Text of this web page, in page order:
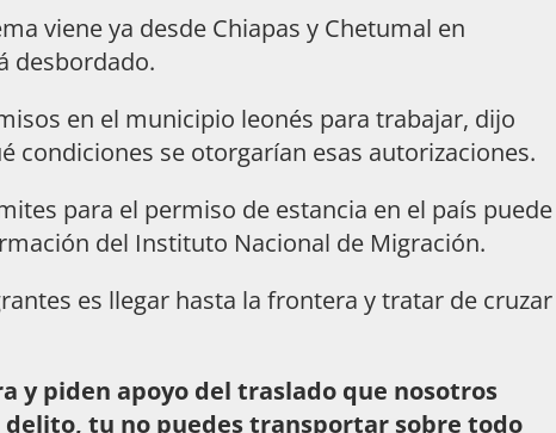
viene ya desde Chiapas y Chetumal en
desbordado.
en el municipio leonés para trabajar, dijo
condiciones se otorgarían esas autorizaciones.
para el permiso de estancia en el país puede
del Instituto Nacional de Migración.
es llegar hasta la frontera y tratar de cruzar
y piden apoyo del traslado que nosotros
tu no puedes transportar sobre todo